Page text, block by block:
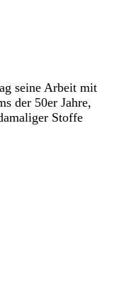
seine Arbeit mit
der 50er Jahre,
Stoffe